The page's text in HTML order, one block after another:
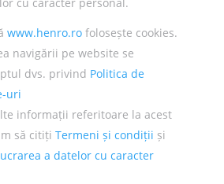
www.henro.ro folosește cookies.
navigării pe website se
dvs. privind Politica de
uri
informații referitoare la acest
să citiți Termeni și condiții și
a datelor cu caracter